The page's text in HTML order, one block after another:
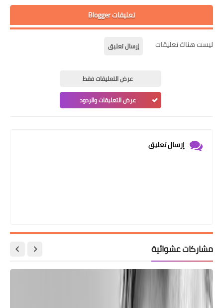
تعليقات Blogger
ليست هناك تعليقات إرسال تعليق
عرض التعليقات فقط
عرض التعليقات والردود
إرسال تعليق
مشاركات عشوائية